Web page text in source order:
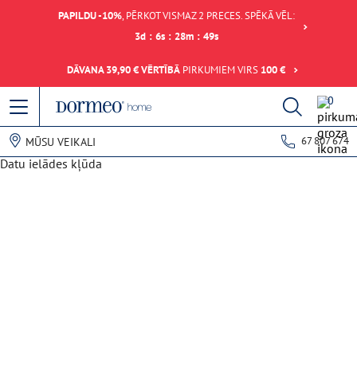
PAPILDU -10%, PĒRKOT VISMAZ 2 PRECES. SPĒKĀ VĒL:
3d : 6s : 28m : 49s
DĀVANA 39,90 € VĒRTĪBĀ PIRKUMIEM VIRS 100 €
0
MŪSU VEIKALI 67 807 674
Datu ielādes kļūda